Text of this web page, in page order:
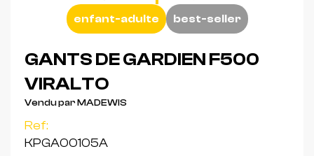
enfant-adulte best-seller
GANTS DE GARDIEN F500
VIRALTO
Vendu par MADEWIS
Ref:
KPGA00105A